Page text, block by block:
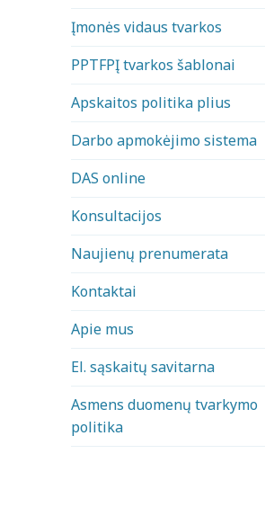
Įmonės vidaus tvarkos
PPTFPĮ tvarkos šablonai
Apskaitos politika plius
Darbo apmokėjimo sistema
DAS online
Konsultacijos
Naujienų prenumerata
Kontaktai
Apie mus
El. sąskaitų savitarna
Asmens duomenų tvarkymo
politika